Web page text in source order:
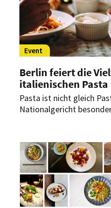
Event
Berlin feiert die
italienischen Pasta
Pasta ist nicht gleich
Nationalgericht
Beweis stellen.